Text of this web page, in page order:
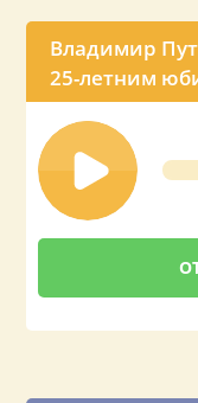
Владимир
25-летним